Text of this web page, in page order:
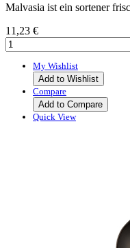
Malvasia ist ein sortener
11,23 €
My Wishlist
Add to Wishlist
Compare
Add to Compare
Quick View